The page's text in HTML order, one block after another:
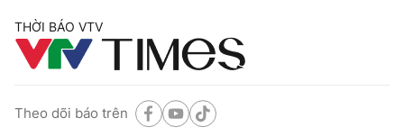
THỜI BÁO VTV
Theo dõi báo trên